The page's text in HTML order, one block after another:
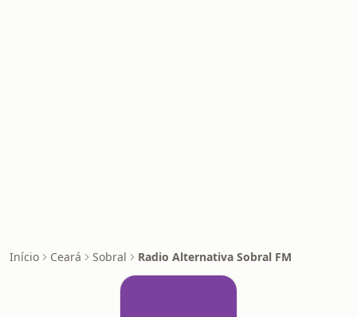
Início Ceará Sobral Radio Alternativa Sobral FM